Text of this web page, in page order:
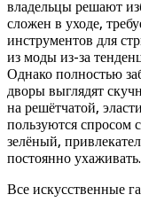
владельцы решают
сложен в уходе,
инструментов для
из моды из-за
Однако полностью
дворы выглядят
на решётчатой,
пользуются спросом
зелёный,
постоянно ухаживать.
Все искусственные